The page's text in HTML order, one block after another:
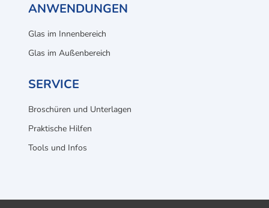
ANWENDUNGEN
Glas im Innenbereich
Glas im Außenbereich
SERVICE
Broschüren und Unterlagen
Praktische Hilfen
Tools und Infos